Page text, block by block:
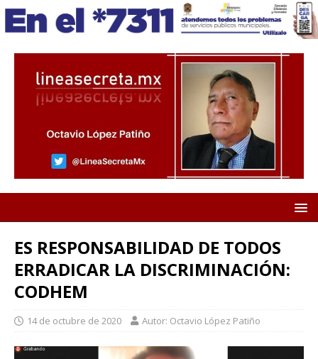
ES RESPONSABILIDAD DE TODOS
ERRADICAR LA DISCRIMINACIÓN:
CODHEM
14 de octubre de 2020 Autor: Octavio López Patiño